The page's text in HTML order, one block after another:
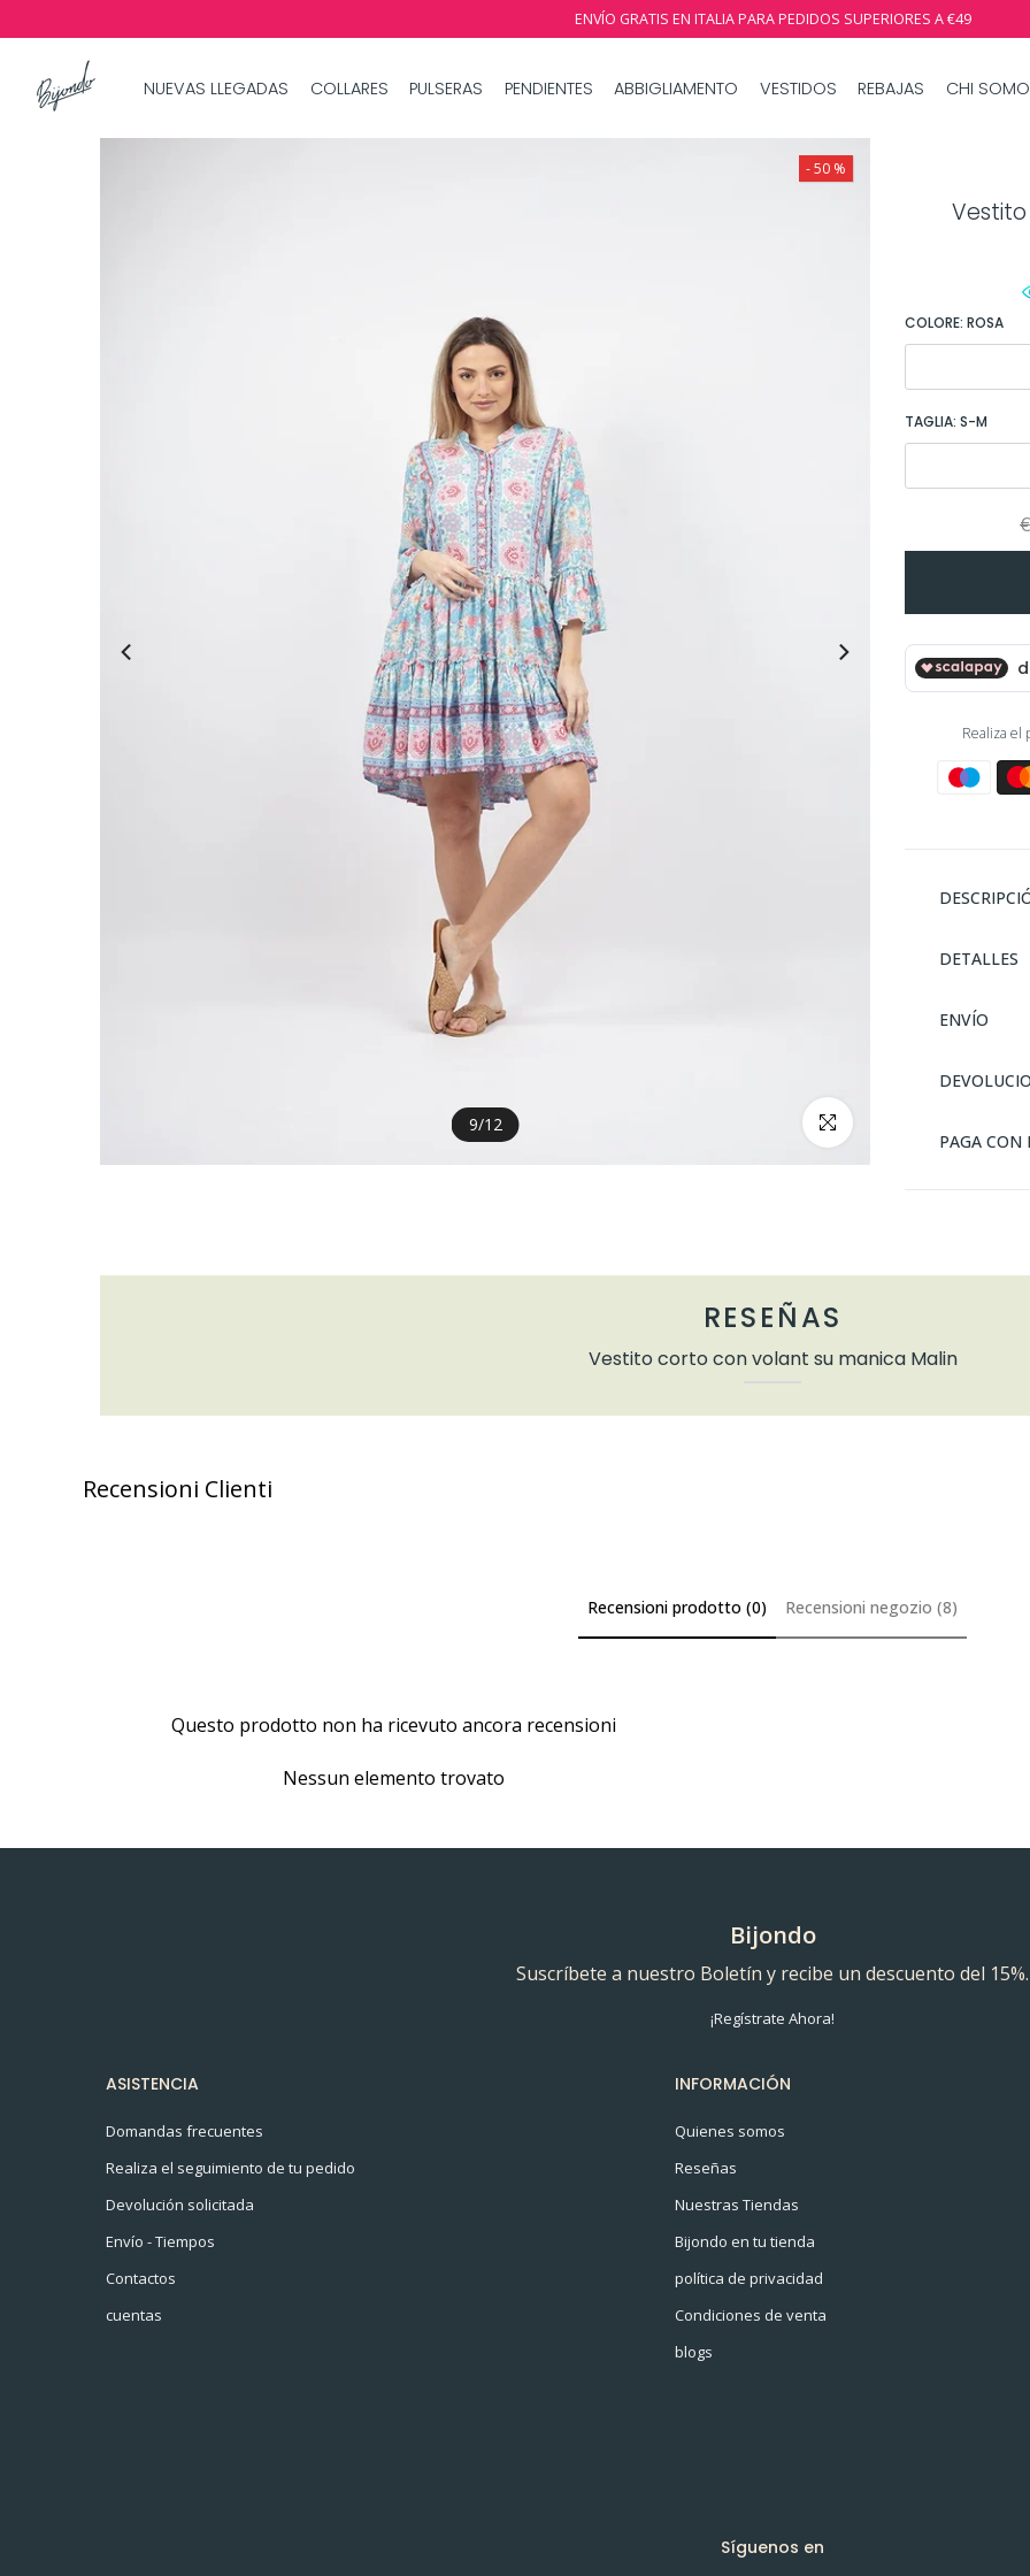
ENVÍO GRATIS EN ITALIA PARA PEDIDOS SUPERIORES A €49
NUEVAS LLEGADAS COLLARES PULSERAS PENDIENTES ABBIGLIAMENTO VESTIDOS REBAJAS CHI
9/12
- 50 %
clickea para ampliar
COLORE: ROSA
TAGLIA: S-M
Realiza el
DETALLES
ENVÍO
PAGA CON
RESEÑAS
Vestito corto con volant su manica Malin
Recensioni Clienti
Recensioni prodotto (0) Recensioni negozio (8)
Questo prodotto non ha ricevuto ancora recensioni
Nessun elemento trovato
Bijondo
Suscríbete a nuestro Boletín y recibe un descuento del 15%.
¡Regístrate Ahora!
ASISTENCIA
Domandas frecuentes
Realiza el seguimiento de tu pedido
Devolución solicitada
Envío - Tiempos
Contactos
cuentas
INFORMACIÓN
Quienes somos
Reseñas
Nuestras Tiendas
Bijondo en tu tienda
política de privacidad
Condiciones de venta
blogs
Síguenos en